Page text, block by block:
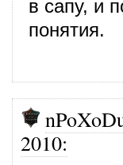
в сапу, и
понятия.
2010: